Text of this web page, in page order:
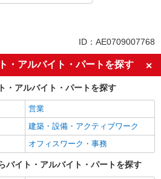
ID：AE0709007768
・アルバイト・パートを探す
・アルバイト・パートを探す
営業
建築・設備・アクティブワーク
オフィスワーク・事務
バイト・アルバイト・パートを探す